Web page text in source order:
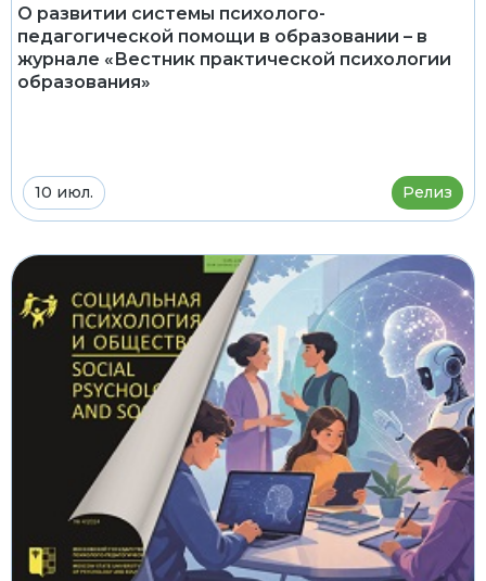
О развитии системы психолого-
педагогической помощи в образовании – в
журнале «Вестник практической психологии
образования»
10 июл. Релиз